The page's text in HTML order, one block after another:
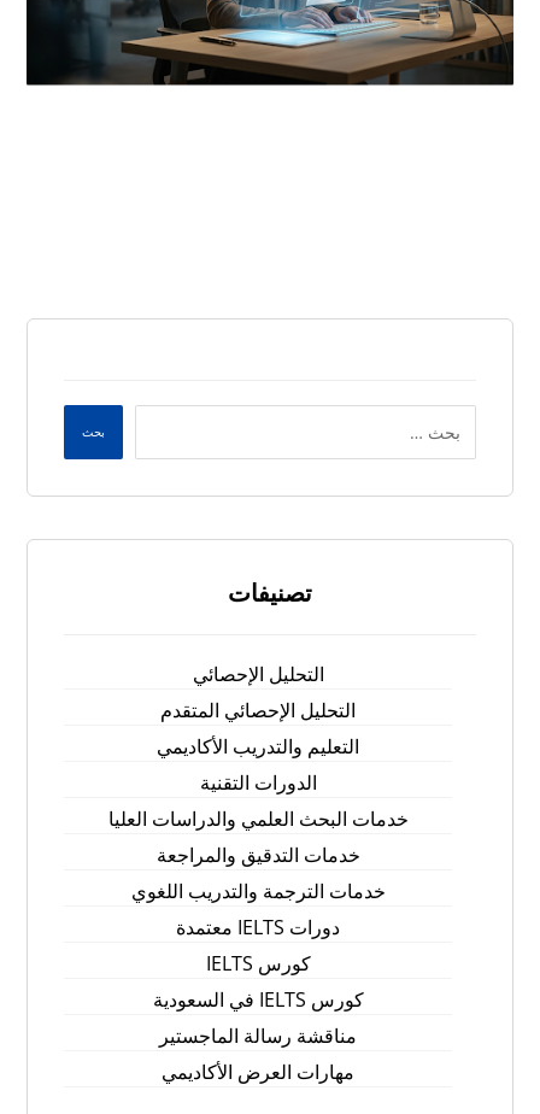
بحث
تصنيفات
التحليل الإحصائي
التحليل الإحصائي المتقدم
التعليم والتدريب الأكاديمي
الدورات التقنية
خدمات البحث العلمي والدراسات العليا
خدمات التدقيق والمراجعة
خدمات الترجمة والتدريب اللغوي
دورات IELTS معتمدة
كورس IELTS
كورس IELTS في السعودية
مناقشة رسالة الماجستير
مهارات العرض الأكاديمي